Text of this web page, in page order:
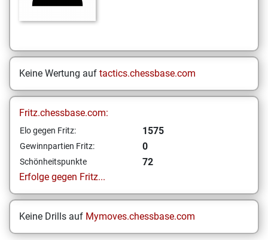
Keine Wertung auf tactics.chessbase.com
Fritz.chessbase.com:
Elo gegen Fritz: 1575
Gewinnpartien Fritz: 0
Schönheitspunkte
72
Erfolge gegen Fritz...
Keine Drills auf Mymoves.chessbase.com